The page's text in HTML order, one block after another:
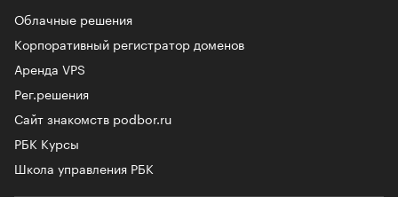
Облачные решения
Корпоративный регистратор доменов
Аренда VPS
Рег.решения
Сайт знакомств podbor.ru
РБК Курсы
Школа управления РБК